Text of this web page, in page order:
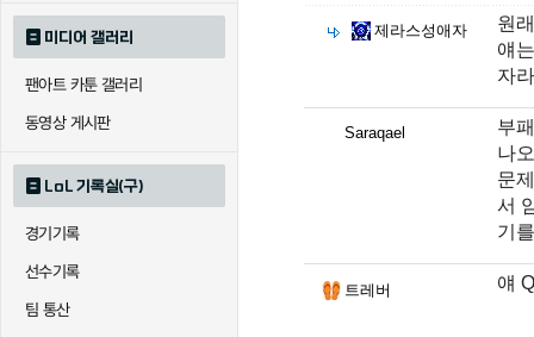
미디어 갤러리
팬아트 카툰 갤러리
동영상 게시판
LoL 기록실(구)
경기기록
선수기록
팀 통산
제라스성애자
원
얘
자
Saraqael
부
나
문
서
기
트레버 얘